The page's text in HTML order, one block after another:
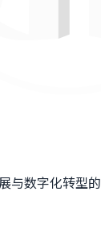
与数字化转型